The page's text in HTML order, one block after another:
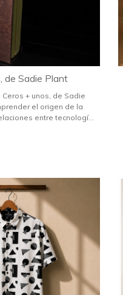
de Sadie Plant
Ceros + unos, de Sadie
el origen de la
entre tecnología,
nuestra manera de